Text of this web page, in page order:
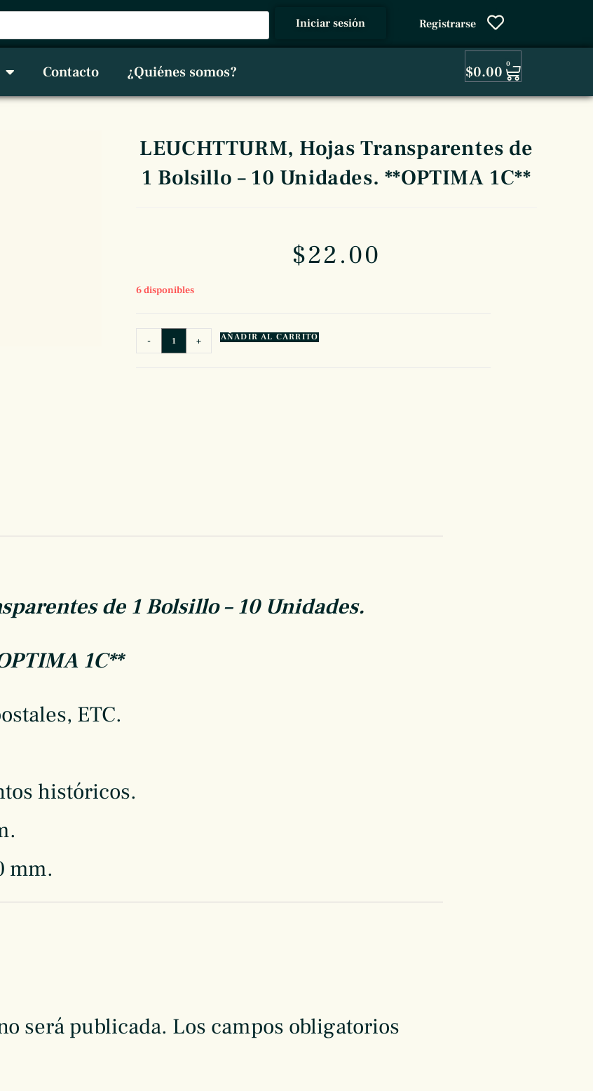
Iniciar sesión Registrarse
Contacto ¿Quiénes somos? $0.00 0
LEUCHTTURM, Hojas Transparentes de
1 Bolsillo – 10 Unidades. **OPTIMA 1C**
$22.00
6 disponibles
- + AÑADIR AL CARRITO
de 1 Bolsillo – 10 Unidades.
1C**
ETC.
históricos.
mm.
será publicada. Los campos obligatorios